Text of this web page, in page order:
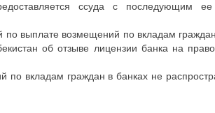
ссуда с последующим
выплате возмещений по вкладам
об отзыве лицензии банка на
вкладам граждан в банках не